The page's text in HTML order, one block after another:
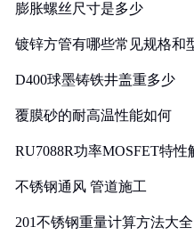
膨胀螺丝尺寸是多少
镀锌方管有哪些常见规格和
D400球墨铸铁井盖重多少
覆膜砂的耐高温性能如何
RU7088R功率MOSFET特
不锈钢通风 管道施工
201不锈钢重量计算方法大全